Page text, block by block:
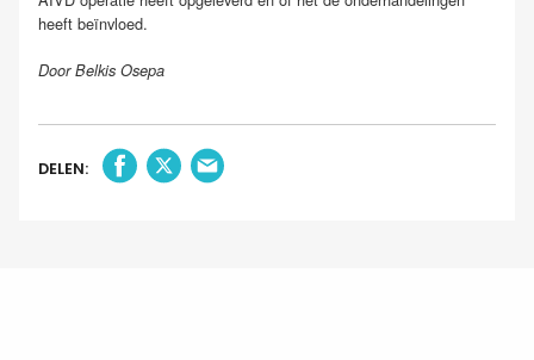
heeft beïnvloed.
Door Belkis Osepa
DELEN: